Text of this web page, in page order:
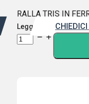
RALLA TRIS IN
Leggi di più
RALLA